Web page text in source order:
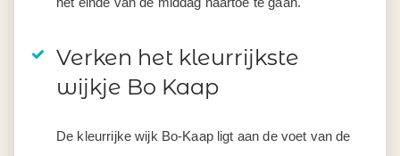
Verken het kleurrijkste
wijkje Bo Kaap
De kleurrijke wijk Bo-Kaap ligt aan de voet van de